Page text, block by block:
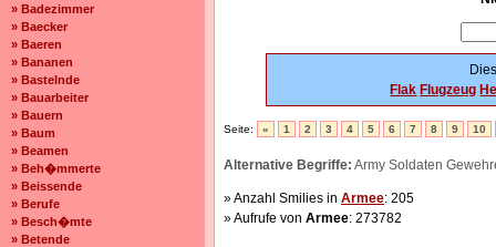
» Badezimmer
» Baecker
» Baeren
» Bananen
» Bastelnde
» Bauarbeiter
» Bauern
» Baum
» Beamen
» Beh�mmerte
» Beissende
» Berufe
» Besch�mte
» Betende
Flak Flugzeug
Seite: « 1 2 3 4 5 6 7 8 9 10
Alternative Begriffe: Army Soldaten
» Anzahl Smilies in Armee: 205
» Aufrufe von Armee: 273782